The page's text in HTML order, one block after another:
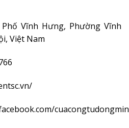
Vĩnh Hưng, Phường Vĩnh
Việt Nam